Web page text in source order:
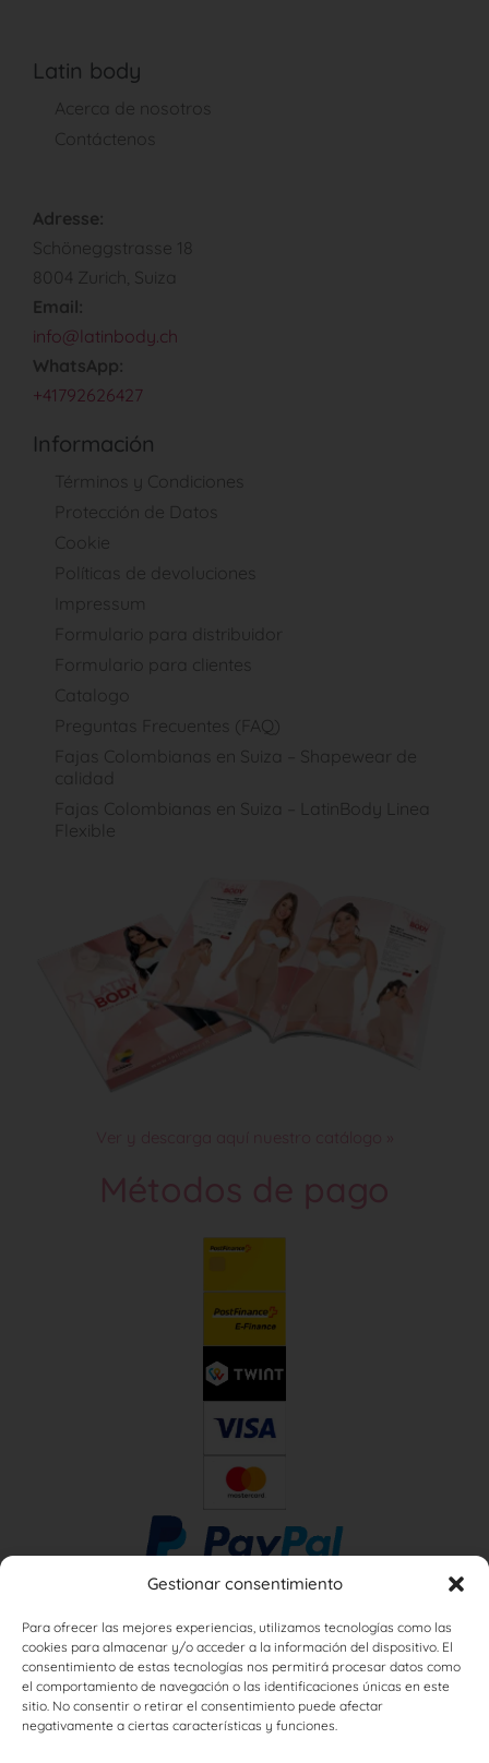
Gestionar consentimiento
Para ofrecer las mejores experiencias, utilizamos tecnologías como las
cookies para almacenar y/o acceder a la información del dispositivo. El
consentimiento de estas tecnologías nos permitirá procesar datos como
el comportamiento de navegación o las identificaciones únicas en este
sitio. No consentir o retirar el consentimiento puede afectar
negativamente a ciertas características y funciones.
Latin body
Acerca de nosotros
Contáctenos
Adresse:
Schöneggstrasse 18
8004 Zurich, Suiza
Email:
info@latinbody.ch
WhatsApp:
+41792626427
Información
Términos y Condiciones
Protección de Datos
Cookie
Políticas de devoluciones
Impressum
Formulario para distribuidor
Formulario para clientes
Catalogo
Preguntas Frecuentes (FAQ)
Fajas Colombianas en Suiza – Shapewear de
calidad
Fajas Colombianas en Suiza – LatinBody Linea
Flexible
Ver y descarga aquí nuestro catálogo »
Métodos de pago